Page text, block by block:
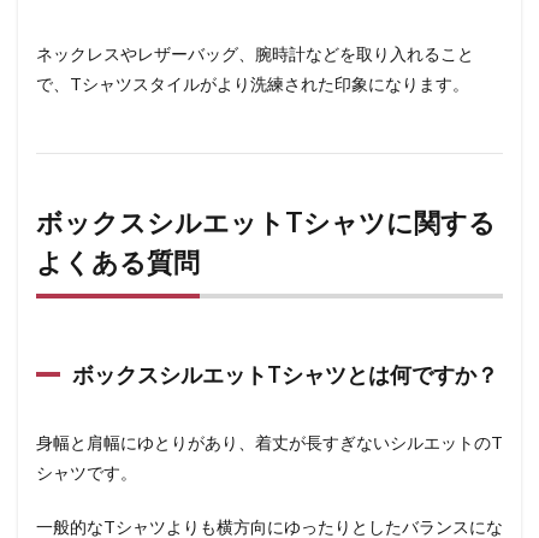
ネックレスやレザーバッグ、腕時計などを取り入れること
で、Tシャツスタイルがより洗練された印象になります。
ボックスシルエットTシャツに関する
よくある質問
ボックスシルエットTシャツとは何ですか？
身幅と肩幅にゆとりがあり、着丈が長すぎないシルエットのT
シャツです。
一般的なTシャツよりも横方向にゆったりとしたバランスにな